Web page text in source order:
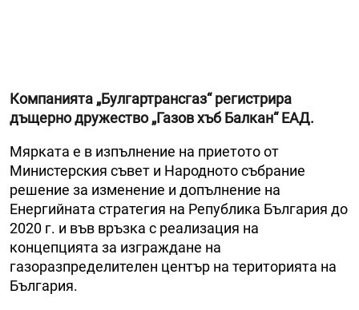
Компанията „Булгартрансгаз“ регистрира
дъщерно дружество „Газов хъб Балкан“ ЕАД.
Мярката е в изпълнение на приетото от
Министерския съвет и Народното събрание
решение за изменение и допълнение на
Енергийната стратегия на Република България до
2020 г. и във връзка с реализация на
концепцията за изграждане на
газоразпределителен център на територията на
България.